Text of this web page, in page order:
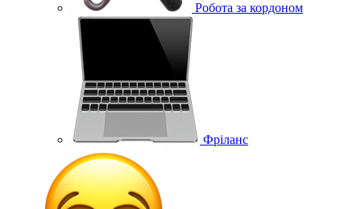
Робота за кордоном
Фріланс